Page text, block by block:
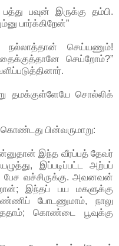
பவுன் இருக்கு தம்பி.
பார்க்கிறேன்”
செய்யணும்!
செய்றோம்?”
தமக்குள்ளேயே சொல்லிக்
பின்வருமாறு:
இந்த வீரப்பத் தேவர்
இப்படிப்பட்ட அற்பப்
பேச வச்சிருக்கு. அவனவன்
இந்தப் பய மகளுக்கு
போடணுமாம், நாலு
கொண்டை பூவுக்கு